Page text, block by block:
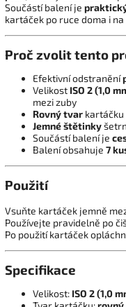
Součástí balení je
kartáček po ruce doma i
Proč zvolit tento
Efektivní odstranění
Velikost ISO 2 (1,0
mezi zuby
Rovný tvar
Jemné štětinky
Součástí balení je
Balení obsahuje 7
Použití
Vsuňte kartáček jemně
Používejte pravidelně po
Po použití kartáček
Specifikace
Velikost: ISO 2 (1,0